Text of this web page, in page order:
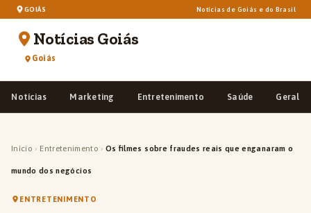
GOIÁS Notícias de Goiás e do Brasil
Notícias Goiás
Goiás
Notícias Marketing Entretenimento Saúde Geral
Início › Entretenimento › Os filmes sobre fraudes reais que enganaram o
mundo dos negócios
ENTRETENIMENTO